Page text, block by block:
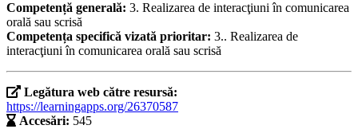
Competență generală: 3. Realizarea de interacţiuni în comunicarea
orală sau scrisă
Competența specifică vizată prioritar: 3.. Realizarea de
interacţiuni în comunicarea orală sau scrisă
Legătura web către resursă:
https://learningapps.org/26370587
Accesări: 545